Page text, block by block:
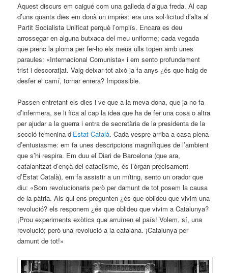
Aquest discurs em caigué com una galleda d’aigua freda. Al cap
d’uns quants dies em donà un imprès: era una sol·licitud d’alta al
Partit Socialista Unificat perquè l’omplís. Encara es deu
arrossegar en alguna butxaca del meu uniforme; cada vegada
que prenc la ploma per fer-ho els meus ulls topen amb unes
paraules: «Internacional Comunista» i em sento profundament
trist i descoratjat. Vaig deixar tot això ja fa anys ¿és que haig de
desfer el camí, tornar enrera? Impossible.
Passen entretant els dies i ve que a la meva dona, que ja no fa
d’infermera, se li fica al cap la idea que ha de fer una cosa o altra
per ajudar a la guerra i entra de secretària de la presidenta de la
secció femenina d’Estat Català. Cada vespre arriba a casa plena
d’entusiasme: em fa unes descripcions magnífiques de l’ambient
que s’hi respira. Em duu el Diari de Barcelona (que ara,
catalanitzat d’ençà del cataclisme, és l’òrgan precisament
d’Estat Català), em fa assistir a un míting, sento un orador que
diu: «Som revolucionaris però per damunt de tot posem la causa
de la pàtria. Als qui ens pregunten ¿és que oblideu que vivim una
revolució? els responem ¿és que oblideu que vivim a Catalunya?
¡Prou experiments exòtics que arruïnen el país! Volem, sí, una
revolució; però una revolució a la catalana. ¡Catalunya per
damunt de tot!»